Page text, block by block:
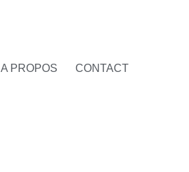
A PROPOS CONTACT